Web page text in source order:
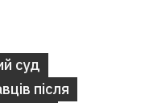
суд
після